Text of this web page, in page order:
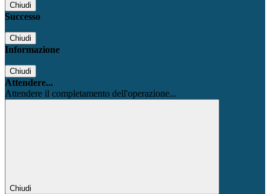
Chiudi
Successo
Chiudi
Informazione
Chiudi
Attendere...
Attendere il completamento dell'operazione...
Chiudi